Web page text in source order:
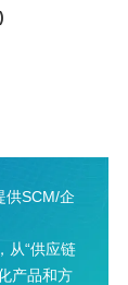
供SCM/企
从“供应链
产品和方